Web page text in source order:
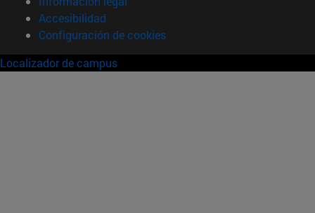
Accesibilidad
Configuración de cookies
Localizador de campus